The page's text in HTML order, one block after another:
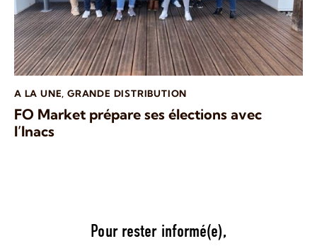
A LA UNE,GRANDE DISTRIBUTION
FO Market prépare ses élections avec
l’Inacs
Pour rester informé(e),